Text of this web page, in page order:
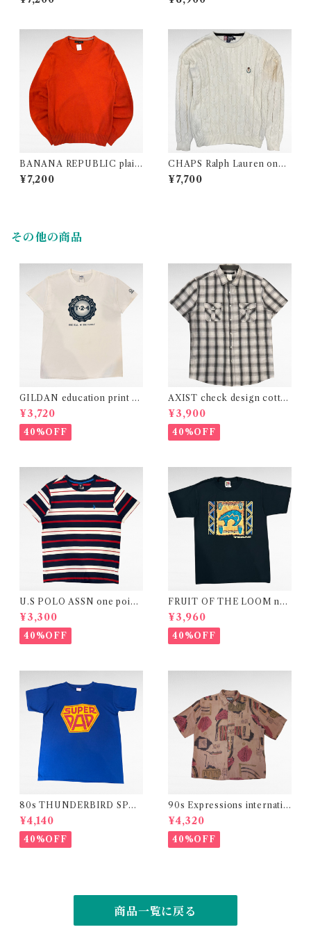
In USA)
BANANA REPUBLIC plain
merino wool knit
¥7,200
CHAPS Ralph Lauren one
point logo cable design cot
ton knit
¥7,700
その他の商品
GILDAN education print t-
shirt
¥3,720
40%OFF
AXIST check design cotto
n polyester shirt
¥3,900
40%OFF
U.S POLO ASSN one point
logo border design t-shirt
¥3,300
40%OFF
FRUIT OF THE LOOM nati
ve american print t-shirt
¥3,960
40%OFF
80s THUNDERBIRD SPOR
TSWEAR " SUPER DAD "c
ollege print t-shirt
¥4,140
40%OFF
90s Expressions internatio
nal design rayon shirt
¥4,320
40%OFF
商品一覧に戻る